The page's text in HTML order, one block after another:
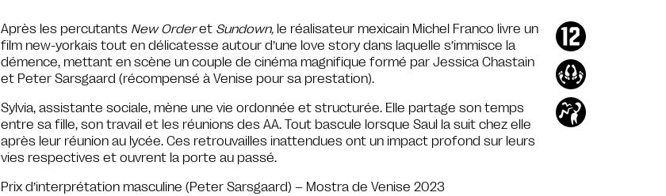
Après les percutants New Orderet Sundown,le réalisateur mexicain Michel Franco livre un
film new-yorkais tout en délicatesse autour d’une love story dans laquelle s’immisce la
démence, mettant en scène un couple de cinéma magnifique formé par Jessica Chastain
et Peter Sarsgaard (récompensé à Venise pour sa prestation).
Sylvia, assistante sociale, mène une vie ordonnée et structurée. Elle partage son temps
entre sa fille, son travail et les réunions des AA. Tout bascule lorsque Saul la suit chez elle
après leur réunion au lycée. Ces retrouvailles inattendues ont un impact profond sur leurs
vies respectives et ouvrent la porte au passé.
Prix d’interprétation masculine (Peter Sarsgaard) – Mostra de Venise 2023